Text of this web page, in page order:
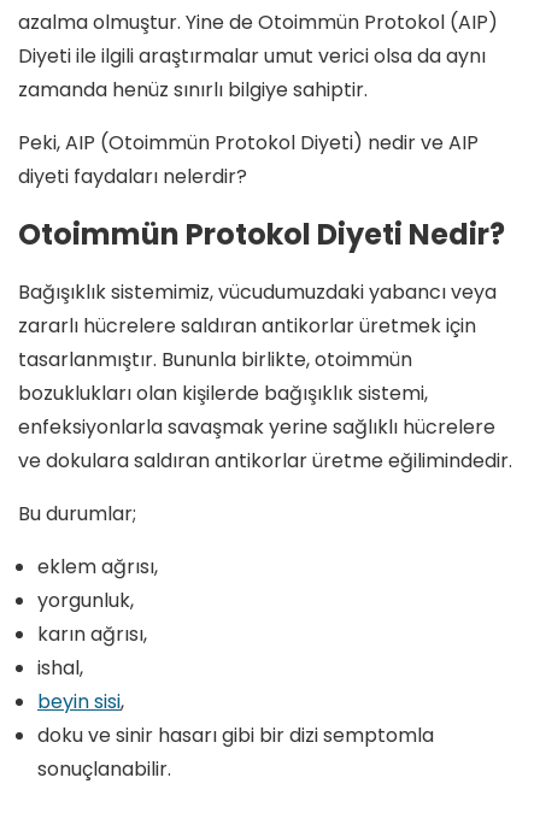
azalma olmuştur. Yine de Otoimmün Protokol (AIP)
Diyeti ile ilgili araştırmalar umut verici olsa da aynı
zamanda henüz sınırlı bilgiye sahiptir.
Peki, AIP (Otoimmün Protokol Diyeti) nedir ve AIP
diyeti faydaları nelerdir?
Otoimmün Protokol Diyeti Nedir?
Bağışıklık sistemimiz, vücudumuzdaki yabancı veya
zararlı hücrelere saldıran antikorlar üretmek için
tasarlanmıştır. Bununla birlikte, otoimmün
bozuklukları olan kişilerde bağışıklık sistemi,
enfeksiyonlarla savaşmak yerine sağlıklı hücrelere
ve dokulara saldıran antikorlar üretme eğilimindedir.
Bu durumlar;
eklem ağrısı,
yorgunluk,
karın ağrısı,
ishal,
beyin sisi,
doku ve sinir hasarı gibi bir dizi semptomla
sonuçlanabilir.